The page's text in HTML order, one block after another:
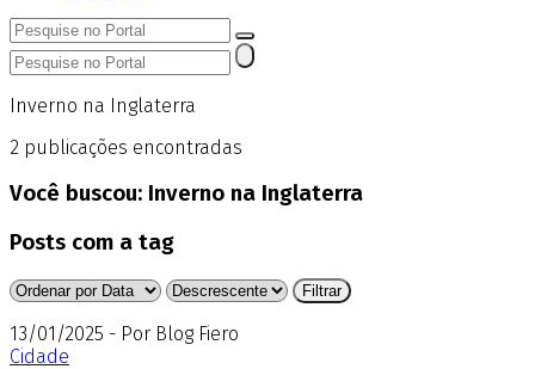
Inverno na Inglaterra
2 publicações encontradas
Você buscou: Inverno na Inglaterra
Posts com a tag
13/01/2025 - Por Blog Fiero
Cidade